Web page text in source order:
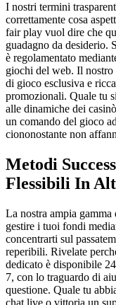
I nostri termini
correttamente cosa
fair play vuol dire che
guadagno da desiderio.
è regolamentato
giochi del web. Il nostro
di gioco esclusiva e
promozionali. Quale tu
alle dinamiche dei
un comando del gioco
ciononostante non
Metodi
Flessibili In
La nostra ampia
gestire i tuoi fondi
concentrarti sul
reperibili. Rivelate
dedicato è disponibile
7, con lo traguardo di
questione. Quale tu
chat live o vittoria un